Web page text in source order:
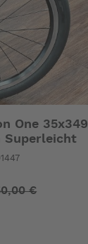
One 35x349
Superleicht
€